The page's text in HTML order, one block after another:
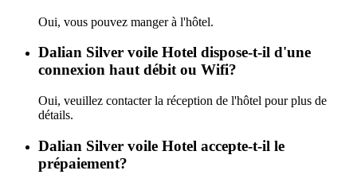
Oui, vous pouvez manger à l'hôtel.
Dalian Silver voile Hotel dispose-t-il d'une
connexion haut débit ou Wifi?
Oui, veuillez contacter la réception de l'hôtel pour plus de
détails.
Dalian Silver voile Hotel accepte-t-il le
prépaiement?